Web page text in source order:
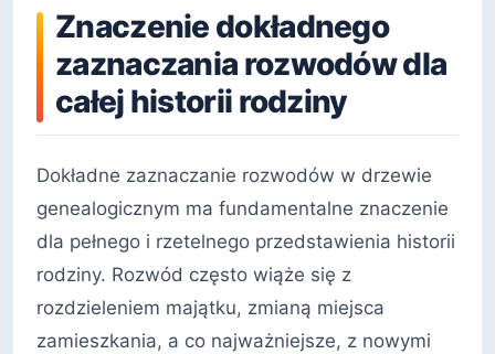
Znaczenie dokładnego
zaznaczania rozwodów dla
całej historii rodziny
Dokładne zaznaczanie rozwodów w drzewie
genealogicznym ma fundamentalne znaczenie
dla pełnego i rzetelnego przedstawienia historii
rodziny. Rozwód często wiąże się z
rozdzieleniem majątku, zmianą miejsca
zamieszkania, a co najważniejsze, z nowymi